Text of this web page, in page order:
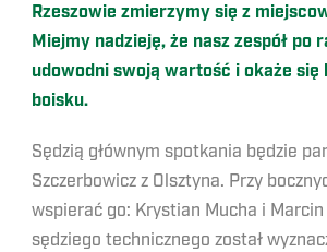
Rzeszowie zmierzymy się z
Miejmy nadzieję, że nasz zespół po
udowodni swoją wartość i okaże się
boisku.
Sędzią głównym spotkania będzie
Szczerbowicz z Olsztyna. Przy
wspierać go: Krystian Mucha i
sędziego technicznego został